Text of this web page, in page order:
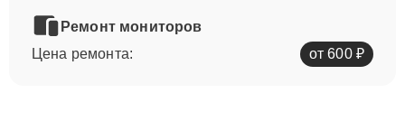
Ремонт мониторов
Цена ремонта:
от 600 ₽